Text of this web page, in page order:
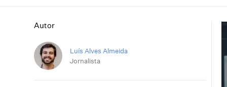
Autor
Luís Alves Almeida
Jornalista